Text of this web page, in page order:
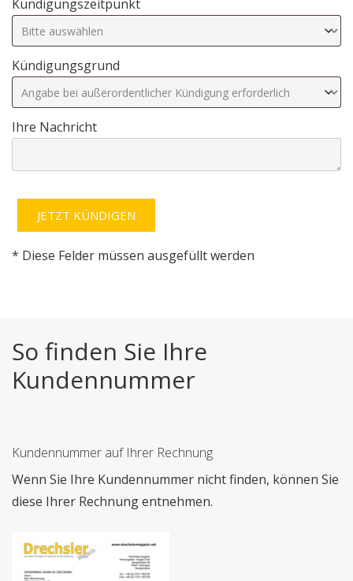
Kündigungszeitpunkt
Kündigungsgrund
Ihre Nachricht
* Diese Felder müssen ausgefüllt werden
So finden Sie Ihre
Kundennummer
Kundennummer auf Ihrer Rechnung
Wenn Sie Ihre Kundennummer nicht finden, können Sie
diese Ihrer Rechnung entnehmen.